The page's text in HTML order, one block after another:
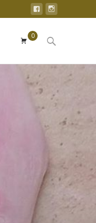
0 Buscar: